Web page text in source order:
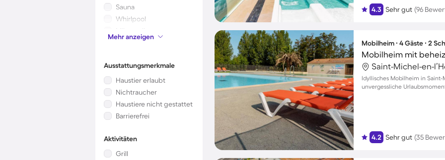
Sauna
Whirlpool
Mikrowelle
Kinderbett
Mehr anzeigen
Ausstattungsmerkmale
Haustier erlaubt
Nichtraucher
Haustiere nicht gestattet
Barrierefrei
Aktivitäten
Grill
4.3 Sehr gut (96
Mobilheim ∙ 4 Gäste ∙ 2
Saint-Michel-en-
Idyllisches Mobilheim in
unvergessliche
4.2 Sehr gut (35